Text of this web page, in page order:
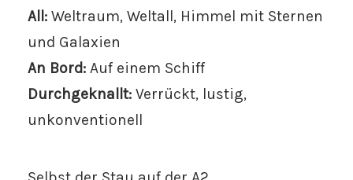
All: Weltraum, Weltall, Himmel mit Sternen
und Galaxien
An Bord: Auf einem Schiff
Durchgeknallt: Verrückt, lustig,
unkonventionell